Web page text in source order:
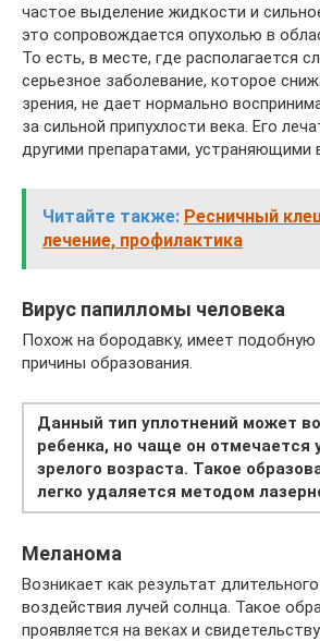
частое выделение жидкости и
это сопровождается опухолью в
То есть, в месте, где располагается
серьезное заболевание, которое
зрения, не дает нормально
за сильной припухлости века. Его
другими препаратами, устраняющими
Читайте также: Ресничный
лечение, профилактика
Вирус папилломы человека
Похож на бородавку, имеет подобную
причины образования.
Данный тип уплотнений может
ребенка, но чаще он отмечается
зрелого возраста. Такое
легко удаляется методом
Меланома
Возникает как результат
воздействия лучей солнца. Такое
проявляется на веках и